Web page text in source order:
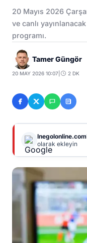
20 Mayıs 2026
ve canlı
programı.
Tamer Güngör
20 MAY 2026 10:07 2 DK
Inegolonline.com
olarak ekleyin